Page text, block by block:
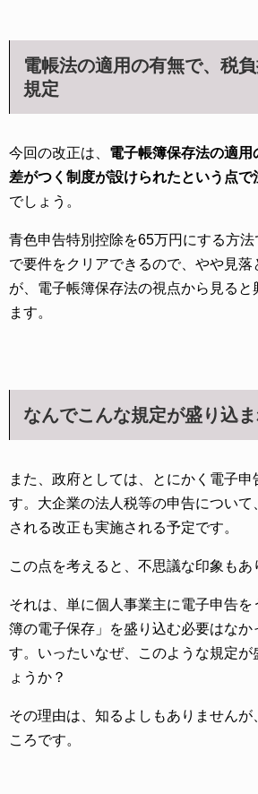
電帳法の適用の有無で、税
規定
今回の改正は、 電子帳簿保存法の適用
差がつく制度が設けられたという点で
でしょう。
青色申告特別控除を65万円にする方
で要件をクリアできるので、やや見落
が、電子帳簿保存法の視点から見ると
ます。
なんでこんな規定が盛り込
また、政府としては、とにかく電子
す。大企業の法人税等の申告について
される改正も実施される予定です。
この点を考えると、不思議な印象もあ
それは、単に個人事業主に電子申告を
簿の電子保存」を盛り込む必要はなか
す。いったいなぜ、このような規定が
ょうか？
その理由は、知るよしもありませんが
ころです。